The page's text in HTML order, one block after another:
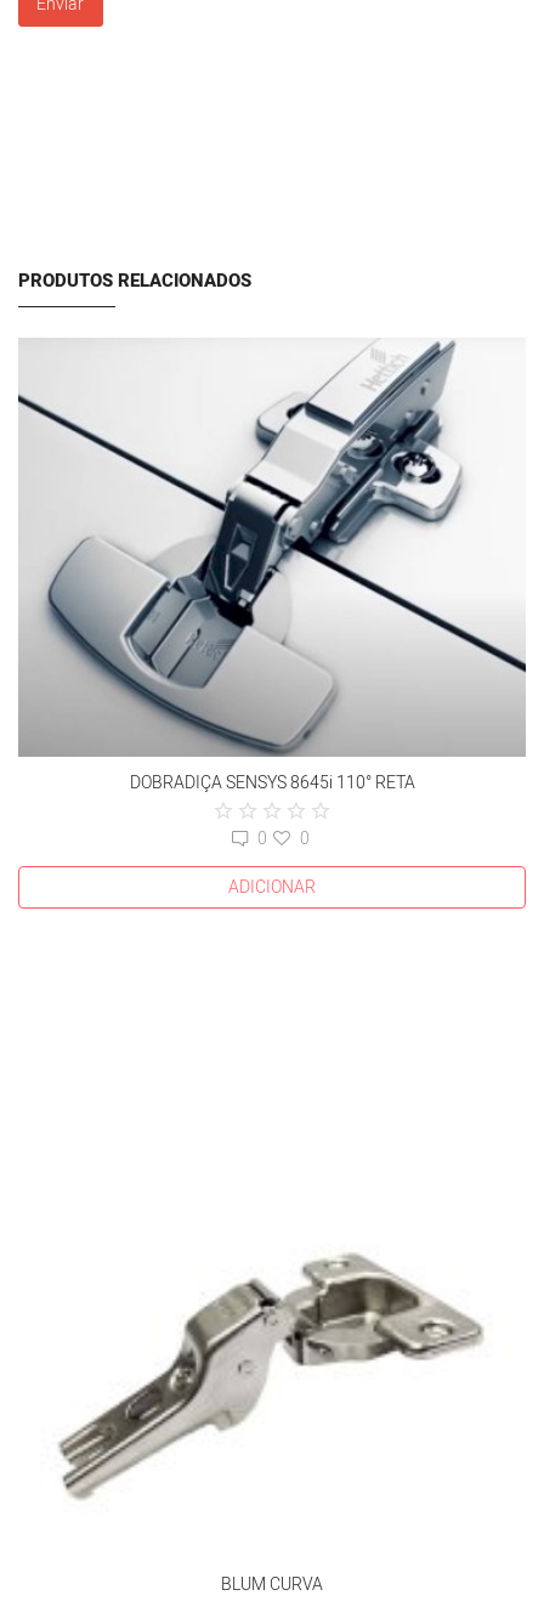
PRODUTOS RELACIONADOS
DOBRADIÇA SENSYS 8645i 110° RETA
0
0
ADICIONAR
BLUM CURVA